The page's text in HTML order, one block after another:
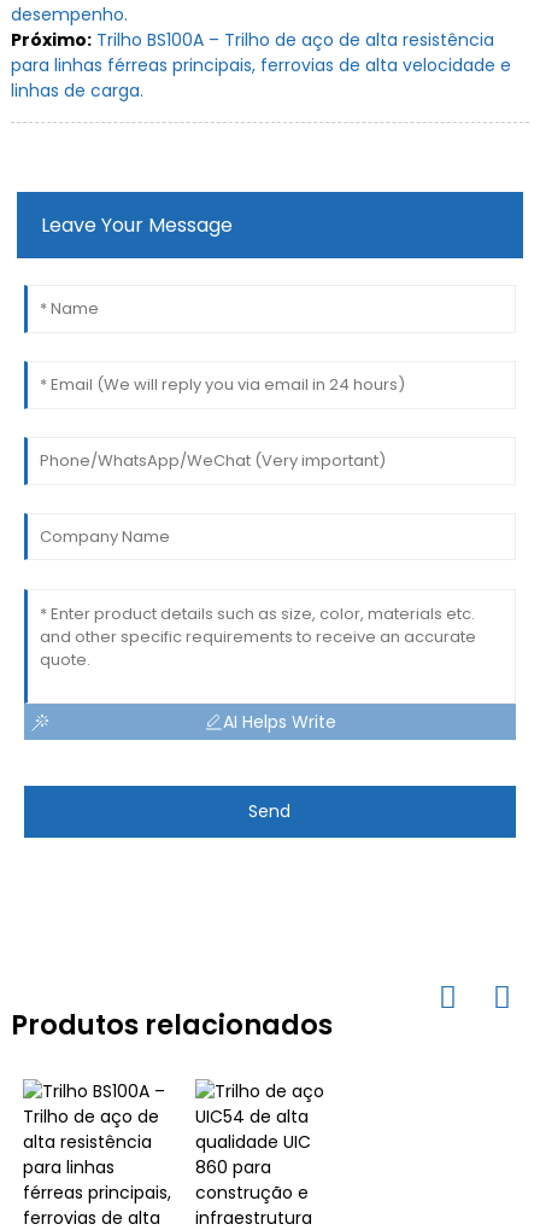
desempenho.
Próximo: Trilho BS100A – Trilho de aço de alta resistência
para linhas férreas principais, ferrovias de alta velocidade e
linhas de carga.
Leave Your Message
AI Helps Write
Send
Produtos relacionados